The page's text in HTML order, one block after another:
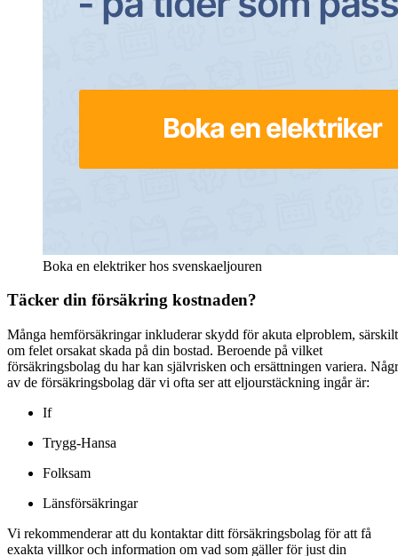
Boka en elektriker hos svenskaeljouren
Täcker din försäkring kostnaden?
Många hemförsäkringar inkluderar skydd för akuta elproblem, särskilt
om felet orsakat skada på din bostad. Beroende på vilket
försäkringsbolag du har kan självrisken och ersättningen variera.
av de försäkringsbolag där vi ofta ser att eljourstäckning ingår är:
If
Trygg-Hansa
Folksam
Länsförsäkringar
Vi rekommenderar att du kontaktar ditt försäkringsbolag för att få
exakta villkor och information om vad som gäller för just din